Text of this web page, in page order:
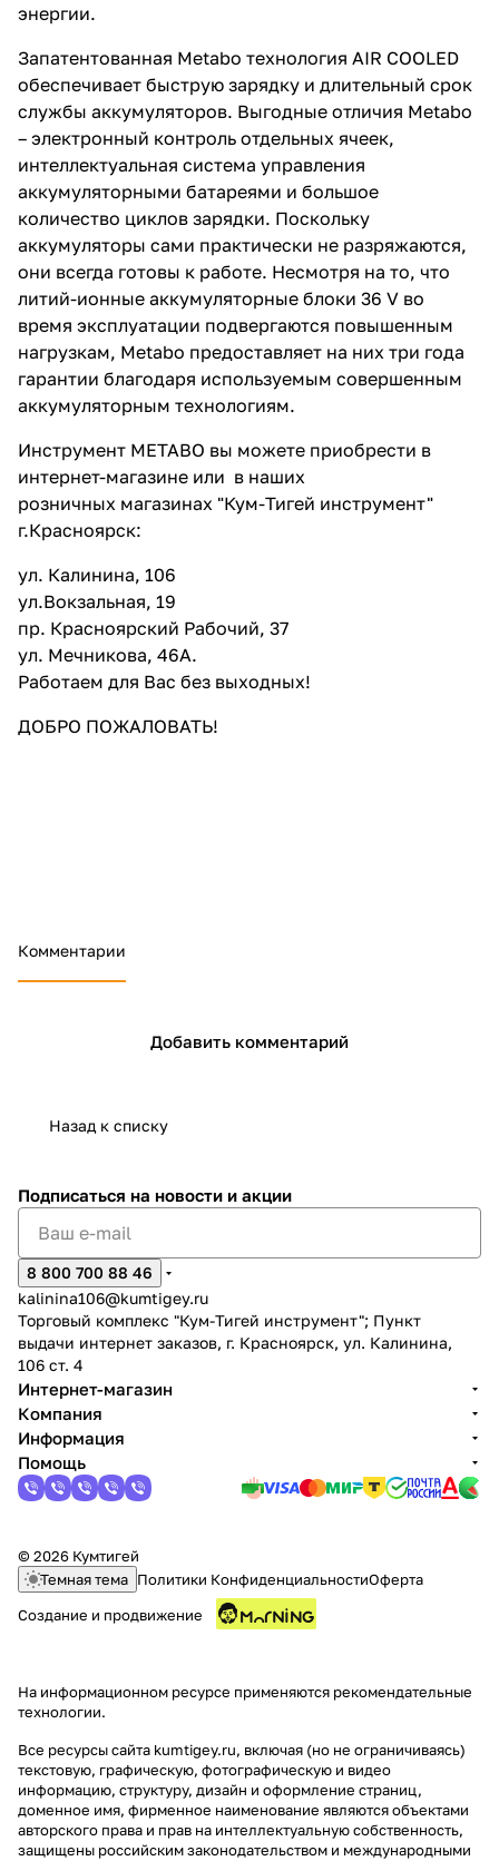
энергии.
Запатентованная Metabo технология AIR COOLED
обеспечивает быструю зарядку и длительный срок
службы аккумуляторов. Выгодные отличия Metabo
– электронный контроль отдельных ячеек,
интеллектуальная система управления
аккумуляторными батареями и большое
количество циклов зарядки. Поскольку
аккумуляторы сами практически не разряжаются,
они всегда готовы к работе. Несмотря на то, что
литий-ионные аккумуляторные блоки 36 V во
время эксплуатации подвергаются повышенным
нагрузкам, Metabo предоставляет на них три года
гарантии благодаря используемым совершенным
аккумуляторным технологиям.
Инструмент METABO вы можете приобрести в
интернет-магазине или в наших
розничных магазинах "Кум-Тигей инструмент"
г.Красноярск:
ул. Калинина, 106
ул.Вокзальная, 19
пр. Красноярский Рабочий, 37
ул. Мечникова, 46А.
Работаем для Вас без выходных!
ДОБРО ПОЖАЛОВАТЬ!
Комментарии
Добавить комментарий
Назад к списку
Подписаться на новости и акции
8 800 700 88 46
kalinina106@kumtigey.ru
Торговый комплекс "Кум-Тигей инструмент"; Пункт
выдачи интернет заказов, г. Красноярск, ул. Калинина,
106 ст. 4
Интернет-магазин
Компания
Информация
Помощь
© 2026 Кумтигей
Темная тема Политики КонфиденциальностиОферта
Создание и продвижение
На информационном ресурсе применяются рекомендательные
технологии.
Все ресурсы сайта kumtigey.ru, включая (но не ограничиваясь)
текстовую, графическую, фотографическую и видео
информацию, структуру, дизайн и оформление страниц,
доменное имя, фирменное наименование являются объектами
авторского права и прав на интеллектуальную собственность,
защищены российским законодательством и международными